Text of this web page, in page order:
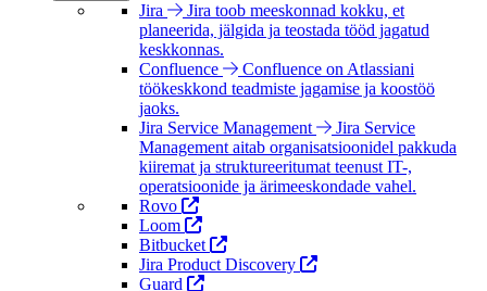
Jira
Jira toob meeskonnad kokku, et
planeerida, jälgida ja teostada tööd jagatud
keskkonnas.
Confluence
Confluence on Atlassiani
töökeskkond teadmiste jagamise ja koostöö
jaoks.
Jira Service Management
Jira Service
Management aitab organisatsioonidel pakkuda
kiiremat ja struktureeritumat teenust IT-,
operatsioonide ja ärimeeskondade vahel.
Rovo
Loom
Bitbucket
Jira Product Discovery
Guard